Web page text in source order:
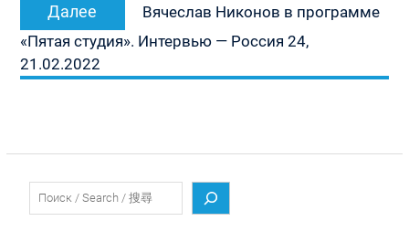
Далее
запись:
Вячеслав Никонов в программе
«Пятая студия». Интервью — Россия 24,
21.02.2022